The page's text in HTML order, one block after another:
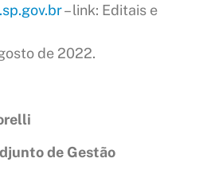
– link: Editais e
de 2022.
de Gestão